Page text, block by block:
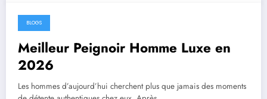
July 26, 2026
BLOGS
Meilleur Peignoir Homme Luxe en
2026
Les hommes d’aujourd’hui cherchent plus que jamais des moments